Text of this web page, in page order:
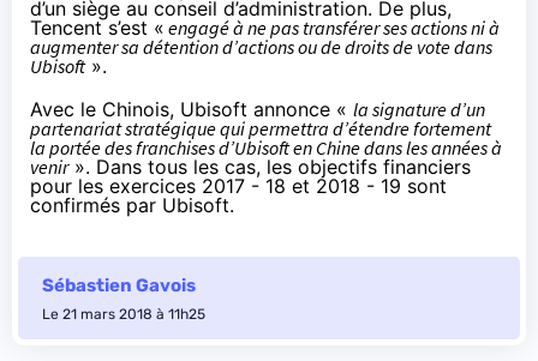
d’un siège au conseil d’administration. De plus,
Tencent s’est « engagé à ne pas transférer ses actions ni à
augmenter sa détention d’actions ou de droits de vote dans
Ubisoft».
Avec le Chinois, Ubisoft annonce « la signature d’un
partenariat stratégique qui permettra d’étendre fortement
la portée des franchises d’Ubisoft en Chine dans les années à
venir». Dans tous les cas, les objectifs financiers
pour les exercices 2017 - 18 et 2018 - 19 sont
confirmés par Ubisoft.
Sébastien Gavois
Le 21 mars 2018 à 11h25